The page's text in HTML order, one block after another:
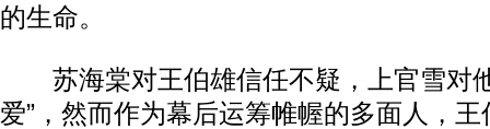
的生命。
苏海棠对王伯雄信任不疑，上官雪对
爱”，然而作为幕后运筹帷幄的多面人，